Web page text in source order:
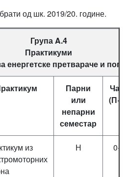
од шк. 2019/20. године.
Група A.4
Практикуми
енергетске претвараче и
Парни
или
непарни
семестар
из
Н